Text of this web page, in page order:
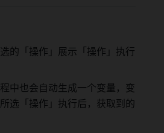
的「操作」展示「操作」执行
中也会自动生成一个变量，变
选「操作」执行后，获取到的